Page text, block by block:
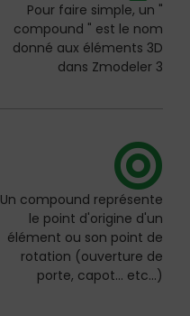
Pour faire simple, un "
compound " est le nom
donné aux éléments 3D
dans Zmodeler 3
Un compound représente
le point d'origine d'un
élément ou son point de
rotation (ouverture de
porte, capot... etc...)